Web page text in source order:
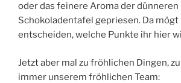
oder das feinere Aroma der dünneren
Schokoladentafel gepriesen. Da
entscheiden, welche Punkte ihr hier
Jetzt aber mal zu fröhlichen Dingen,
immer unserem fröhlichen Team: